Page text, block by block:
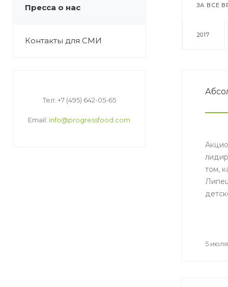
Пресса о нас
Контакты для СМИ
Тел: +7 (495) 642-05-65
Email: info@progressfood.com
ЗА ВСЕ
2017
том,
5 июля